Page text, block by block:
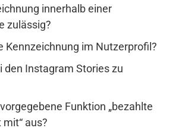
innerhalb einer
zulässig?
Kennzeichnung im Nutzerprofil?
den Instagram Stories zu
Funktion „bezahlte
aus?